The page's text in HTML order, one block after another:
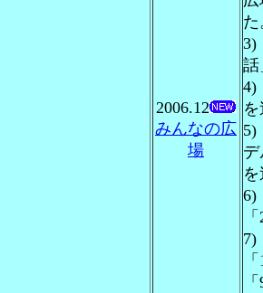
2006.12
みんなの広
場
た
3)
話
4)
を
5)
を
6)
7)